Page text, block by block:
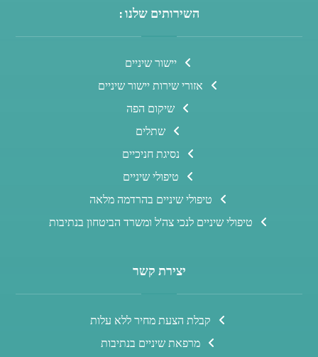
השירותים שלנו :
יישור שיניים
אזורי שירות יישור שיניים
שיקום הפה
שתלים
נסיגת חניכיים
טיפולי שיניים
טיפולי שיניים בהרדמה מלאה
טיפולי שיניים לנכי צה'ל ומשרד הביטחון בנתיבות
יצירת קשר
קבלת הצעת מחיר ללא עלות
מרפאת שיניים בנתיבות